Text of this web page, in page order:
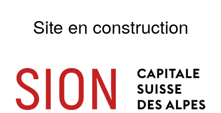
Site en construction